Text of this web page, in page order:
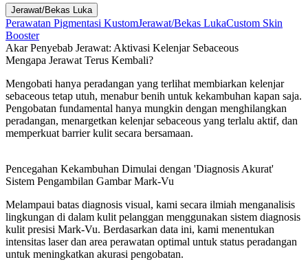
Jerawat/Bekas Luka
Perawatan Pigmentasi KustomJerawat/Bekas LukaCustom Skin
Booster
Akar Penyebab Jerawat: Aktivasi Kelenjar Sebaceous
Mengapa Jerawat Terus Kembali?
Mengobati hanya peradangan yang terlihat membiarkan kelenjar
sebaceous tetap utuh, menabur benih untuk kekambuhan kapan saja.
Pengobatan fundamental hanya mungkin dengan menghilangkan
peradangan, menargetkan kelenjar sebaceous yang terlalu aktif, dan
memperkuat barrier kulit secara bersamaan.
Pencegahan Kekambuhan Dimulai dengan 'Diagnosis Akurat'
Sistem Pengambilan Gambar Mark-Vu
Melampaui batas diagnosis visual, kami secara ilmiah menganalisis
lingkungan di dalam kulit pelanggan menggunakan sistem diagnosis
kulit presisi Mark-Vu. Berdasarkan data ini, kami menentukan
intensitas laser dan area perawatan optimal untuk status peradangan
untuk meningkatkan akurasi pengobatan.